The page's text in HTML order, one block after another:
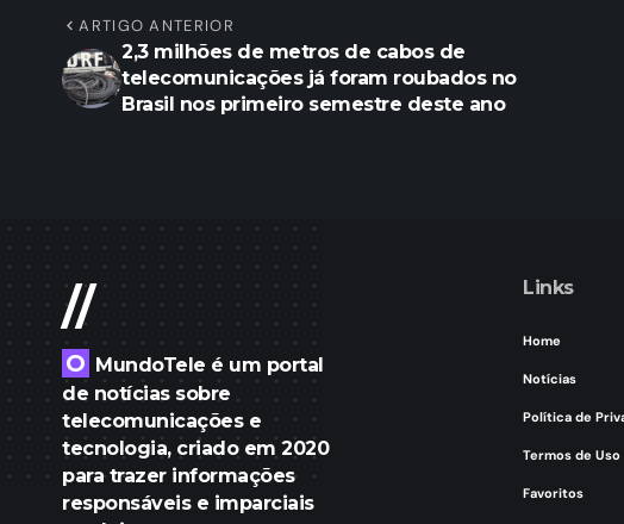
ARTIGO ANTERIOR
2,3 milhões de metros de cabos de
telecomunicações já foram roubados no
Brasil nos primeiro semestre deste ano
//
O MundoTele é um portal
de notícias sobre
telecomunicações e
tecnologia, criado em 2020
para trazer informações
responsáveis e imparciais
Links
Home
Notícias
Política de
Termos de Uso
Favoritos